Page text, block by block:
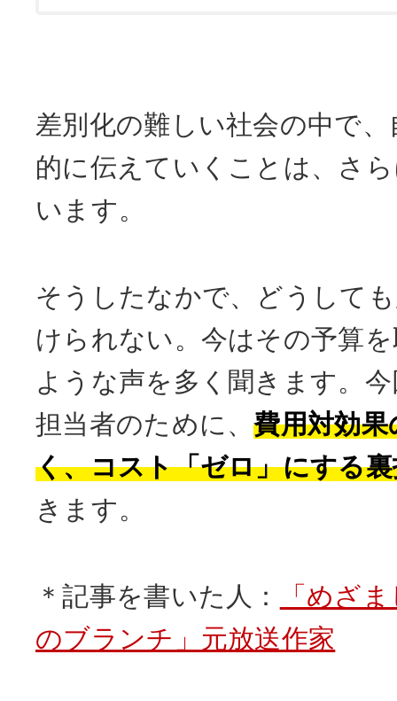
差別化の難しい社会の中で
的に伝えていくことは、さ
います。
そうしたなかで、どうして
けられない。今はその予算
ような声を多く聞きます。
担当者のために、費用対効
く、コスト「ゼロ」にする
きます。
＊記事を書いた人：
「めざ
のブランチ」元放送作家